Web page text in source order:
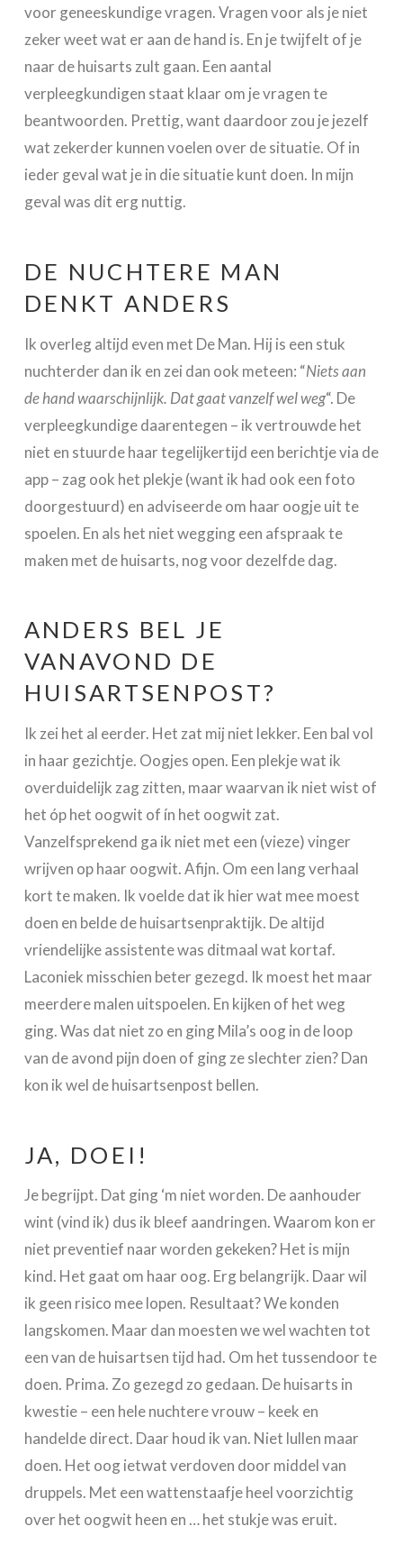
voor geneeskundige vragen. Vragen voor als je niet
zeker weet wat er aan de hand is. En je twijfelt of je
naar de huisarts zult gaan. Een aantal
verpleegkundigen staat klaar om je vragen te
beantwoorden. Prettig, want daardoor zou je jezelf
wat zekerder kunnen voelen over de situatie. Of in
ieder geval wat je in die situatie kunt doen. In mijn
geval was dit erg nuttig.
DE NUCHTERE MAN
DENKT ANDERS
Ik overleg altijd even met De Man. Hij is een stuk
nuchterder dan ik en zei dan ook meteen: “Niets aan
de hand waarschijnlijk. Dat gaat vanzelf wel weg“. De
verpleegkundige daarentegen – ik vertrouwde het
niet en stuurde haar tegelijkertijd een berichtje via de
app – zag ook het plekje (want ik had ook een foto
doorgestuurd) en adviseerde om haar oogje uit te
spoelen. En als het niet wegging een afspraak te
maken met de huisarts, nog voor dezelfde dag.
ANDERS BEL JE
VANAVOND DE
HUISARTSENPOST?
Ik zei het al eerder. Het zat mij niet lekker. Een bal vol
in haar gezichtje. Oogjes open. Een plekje wat ik
overduidelijk zag zitten, maar waarvan ik niet wist of
het óp het oogwit of ín het oogwit zat.
Vanzelfsprekend ga ik niet met een (vieze) vinger
wrijven op haar oogwit. Afijn. Om een lang verhaal
kort te maken. Ik voelde dat ik hier wat mee moest
doen en belde de huisartsenpraktijk. De altijd
vriendelijke assistente was ditmaal wat kortaf.
Laconiek misschien beter gezegd. Ik moest het maar
meerdere malen uitspoelen. En kijken of het weg
ging. Was dat niet zo en ging Mila’s oog in de loop
van de avond pijn doen of ging ze slechter zien? Dan
kon ik wel de huisartsenpost bellen.
JA, DOEI!
Je begrijpt. Dat ging ‘m niet worden. De aanhouder
wint (vind ik) dus ik bleef aandringen. Waarom kon er
niet preventief naar worden gekeken? Het is mijn
kind. Het gaat om haar oog. Erg belangrijk. Daar wil
ik geen risico mee lopen. Resultaat? We konden
langskomen. Maar dan moesten we wel wachten tot
een van de huisartsen tijd had. Om het tussendoor te
doen. Prima. Zo gezegd zo gedaan. De huisarts in
kwestie – een hele nuchtere vrouw – keek en
handelde direct. Daar houd ik van. Niet lullen maar
doen. Het oog ietwat verdoven door middel van
druppels. Met een wattenstaafje heel voorzichtig
over het oogwit heen en … het stukje was eruit.